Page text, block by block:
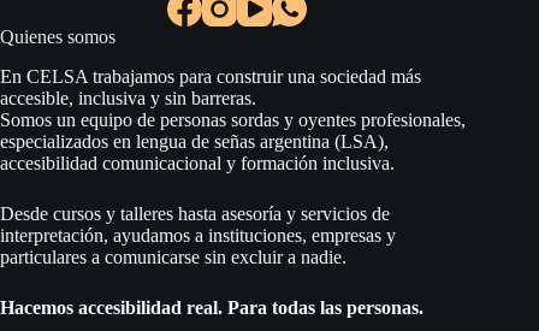
Quienes somos
En CELSA trabajamos para construir una sociedad más
accesible, inclusiva y sin barreras.
Somos un equipo de personas sordas y oyentes profesionales,
especializados en lengua de señas argentina (LSA),
accesibilidad comunicacional y formación inclusiva.
Desde cursos y talleres hasta asesoría y servicios de
interpretación, ayudamos a instituciones, empresas y
particulares a comunicarse sin excluir a nadie.
Hacemos accesibilidad real. Para todas las personas.